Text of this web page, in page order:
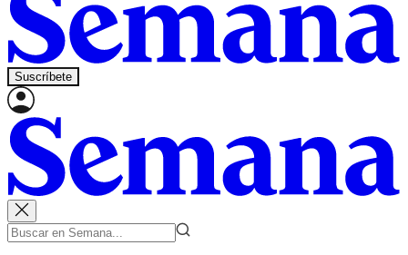
Suscríbete